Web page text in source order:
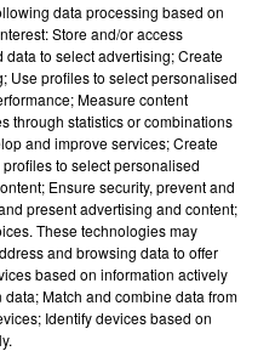
data processing based on
Store and/or access
to select advertising; Create
Use profiles to select personalised
Measure content
through statistics or combinations
and improve services; Create
to select personalised
Ensure security, prevent and
present advertising and content;
These technologies may
and browsing data to offer
based on information actively
Match and combine data from
Identify devices based on